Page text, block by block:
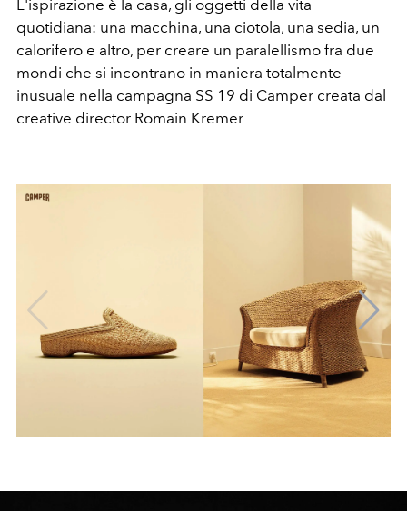
L'ispirazione è la casa, gli oggetti della vita
quotidiana: una macchina, una ciotola, una sedia, un
calorifero e altro, per creare un paralellismo fra due
mondi che si incontrano in maniera totalmente
inusuale nella campagna SS 19 di Camper creata dal
creative director Romain Kremer